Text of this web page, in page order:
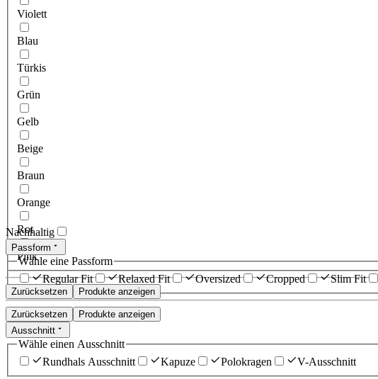
Violett
Blau
Türkis
Grün
Gelb
Beige
Braun
Orange
Rot
Pink
Zurücksetzen Produkte anzeigen
Nachhaltig
Passform
Wähle eine Passform
Regular Fit
Relaxed Fit Oversized Cropped Slim Fit
Zurücksetzen
Produkte anzeigen
Ausschnitt
Wähle einen Ausschnitt
Rundhals Ausschnitt
Kapuze Polokragen V-Ausschnitt